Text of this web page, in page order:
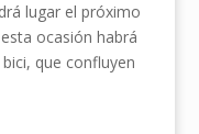
lugar el próximo
ocasión habrá
que confluyen